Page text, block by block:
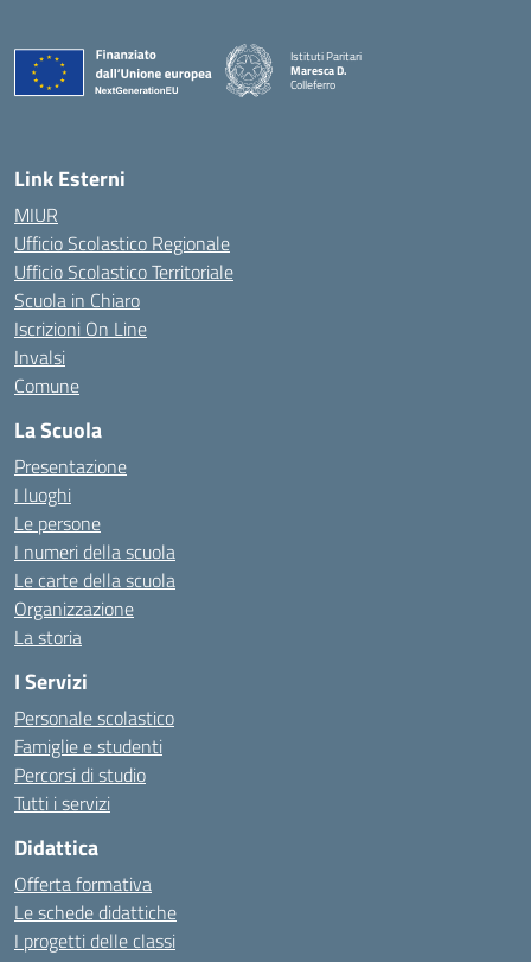
Istituti Paritari
Maresca D.
Colleferro
Link Esterni
MIUR
Ufficio Scolastico Regionale
Ufficio Scolastico Territoriale
Scuola in Chiaro
Iscrizioni On Line
Invalsi
Comune
La Scuola
Presentazione
I luoghi
Le persone
I numeri della scuola
Le carte della scuola
Organizzazione
La storia
I Servizi
Personale scolastico
Famiglie e studenti
Percorsi di studio
Tutti i servizi
Didattica
Offerta formativa
Le schede didattiche
I progetti delle classi